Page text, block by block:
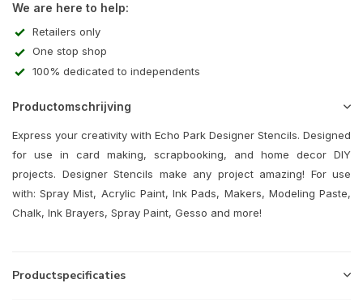
We are here to help:
Retailers only
One stop shop
100% dedicated to independents
Productomschrijving
Express your creativity with Echo Park Designer Stencils. Designed
for use in card making, scrapbooking, and home decor DIY
projects. Designer Stencils make any project amazing! For use
with: Spray Mist, Acrylic Paint, Ink Pads, Makers, Modeling Paste,
Chalk, Ink Brayers, Spray Paint, Gesso and more!
Productspecificaties